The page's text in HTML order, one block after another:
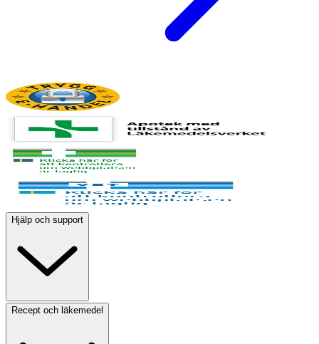
Hjälp och support
Recept och läkemedel